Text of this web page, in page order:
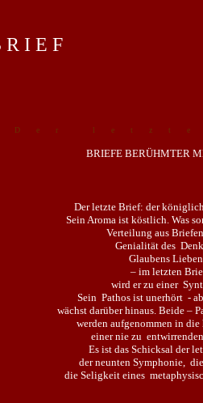
Der
BRIEFE BERÜHMTER
Der letzte Brief: der
Sein Aroma ist köstlich. Was
Verteilung aus
Genialität des
Glaubens
– im letzten
wird er zu einer
Sein Pathos ist unerhört -
wächst darüber hinaus. Beide –
werden aufgenommen in die
einer nie zu
Es ist das Schicksal der
der neunten Symphonie,
die Seligkeit eines